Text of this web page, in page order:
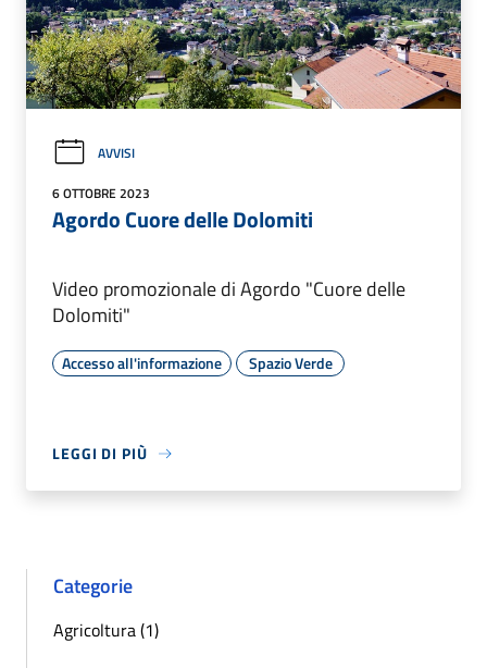
AVVISI
6 OTTOBRE 2023
Agordo Cuore delle Dolomiti
Video promozionale di Agordo "Cuore delle
Dolomiti"
Accesso all'informazione Spazio Verde
LEGGI DI PIÙ
Categorie
Agricoltura (1)